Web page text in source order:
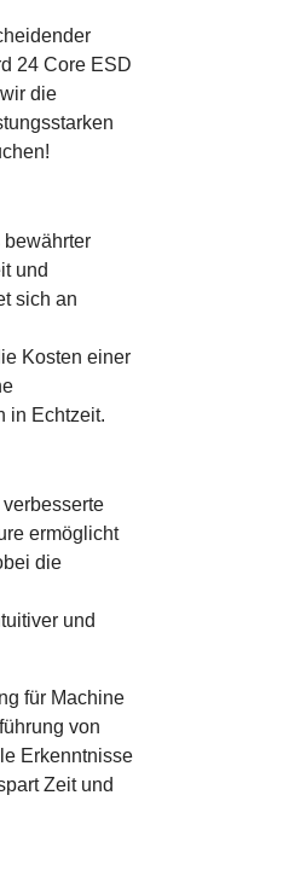
24 Core ESD
die
bewährter
und
sich an
Kosten einer
in Echtzeit.
ermöglicht
die
und
für Machine
von
Erkenntnisse
Zeit und